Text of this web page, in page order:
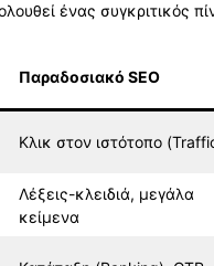
ένας συγκριτικός
Παραδοσιακό SEO
Κλικ στον ιστότοπο
Λέξεις-κλειδιά, μεγάλα
κείμενα